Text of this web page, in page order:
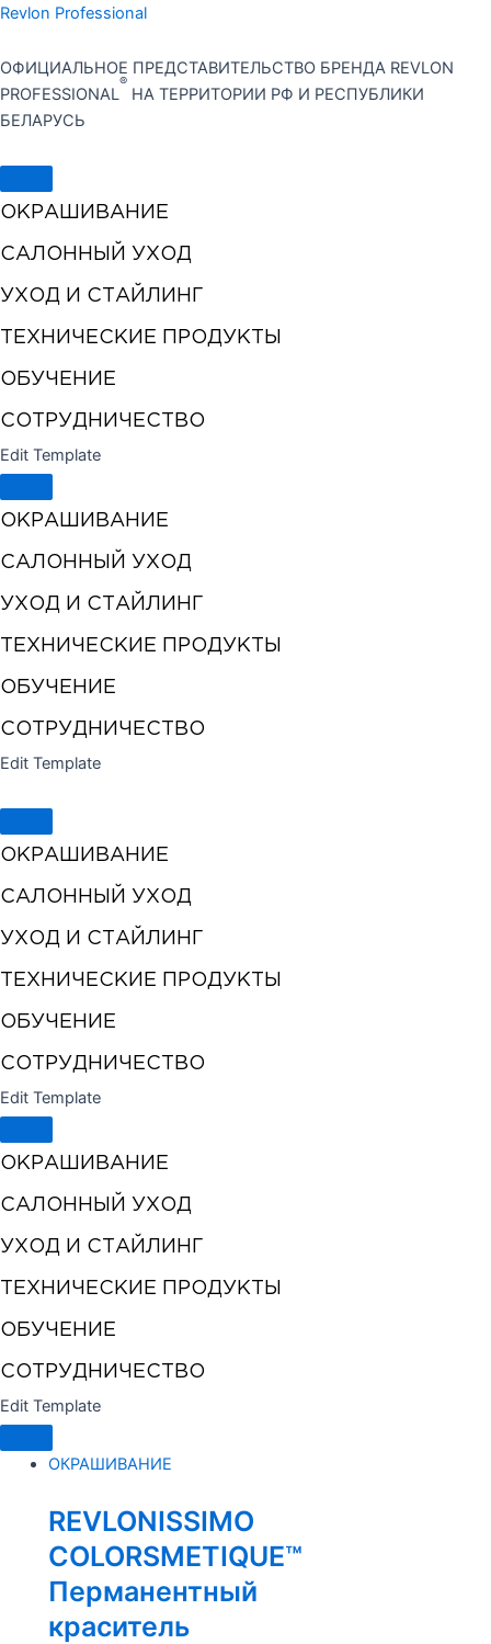
Перейти
содержимому
Revlon Professional
ОФИЦИАЛЬНОЕ ПРЕДСТАВИТЕЛЬСТВО БРЕНДА REVLON
PROFESSIONAL
®
НА ТЕРРИТОРИИ РФ И РЕСПУБЛИКИ
БЕЛАРУСЬ
ОКРАШИВАНИЕ
САЛОННЫЙ УХОД
УХОД И СТАЙЛИНГ
ТЕХНИЧЕСКИЕ ПРОДУКТЫ
ОБУЧЕНИЕ
СОТРУДНИЧЕСТВО
Edit Template
ОКРАШИВАНИЕ
САЛОННЫЙ УХОД
УХОД И СТАЙЛИНГ
ТЕХНИЧЕСКИЕ ПРОДУКТЫ
ОБУЧЕНИЕ
СОТРУДНИЧЕСТВО
Edit Template
ОКРАШИВАНИЕ
САЛОННЫЙ УХОД
УХОД И СТАЙЛИНГ
ТЕХНИЧЕСКИЕ ПРОДУКТЫ
ОБУЧЕНИЕ
СОТРУДНИЧЕСТВО
Edit Template
ОКРАШИВАНИЕ
САЛОННЫЙ УХОД
УХОД И СТАЙЛИНГ
ТЕХНИЧЕСКИЕ ПРОДУКТЫ
ОБУЧЕНИЕ
СОТРУДНИЧЕСТВО
Edit Template
ОКРАШИВАНИЕ
REVLONISSIMO
COLORSMETIQUE™
Перманентный
краситель